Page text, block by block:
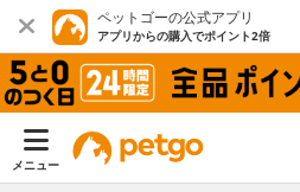
ペットゴーの公式アプリ
アプリからの購入でポイント2倍
メニュー